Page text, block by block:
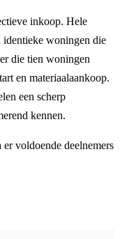
inkoop. Hele
identieke woningen die
die tien woningen
en materiaalaankoop.
een scherp
kennen.
voldoende deelnemers